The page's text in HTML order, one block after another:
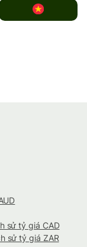
sử tỷ giá CAD
sử tỷ giá ZAR